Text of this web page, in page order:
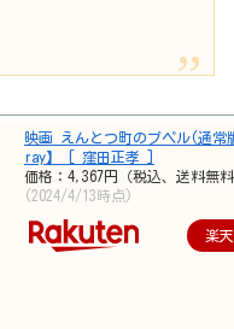
映画 えんとつ町のプペル(通常
ray】 [ 窪田正孝 ]
価格：4,367円（税込、送料無
(2024/4/13時点)
楽